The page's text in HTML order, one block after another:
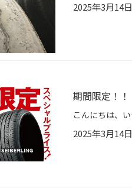
2025年3月14日
期間限定！
2025年3月14日